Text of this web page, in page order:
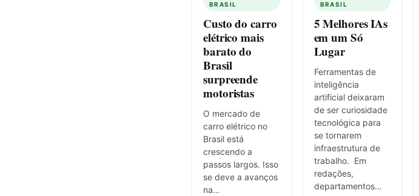
BRASIL
Custo do carro
elétrico mais
barato do
Brasil
surpreende
motoristas
O mercado de
carro elétrico no
Brasil está
crescendo a
passos largos. Isso
se deve a avanços
na…
BRASIL
5 Melhores IAs
em um Só
Lugar
Ferramentas de
inteligência
artificial deixaram
de ser curiosidade
tecnológica para
se tornarem
infraestrutura de
trabalho. Em
redações,
departamentos…